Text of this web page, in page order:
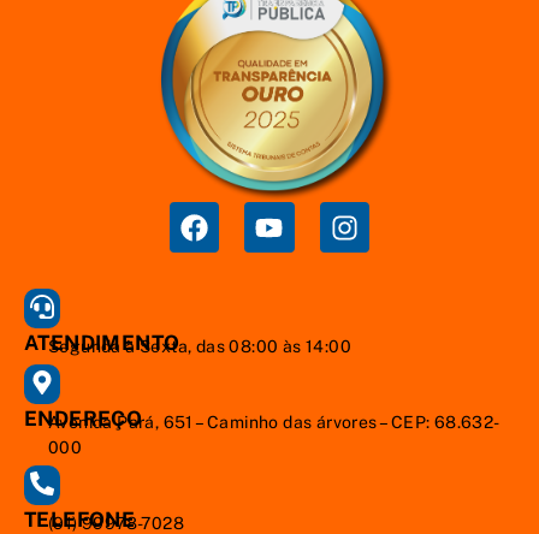
ATENDIMENTO
Segunda à Sexta, das 08:00 às 14:00
ENDEREÇO
Avenida Pará, 651 – Caminho das árvores – CEP: 68.632-
000
TELEFONE
(91) 99978-7028